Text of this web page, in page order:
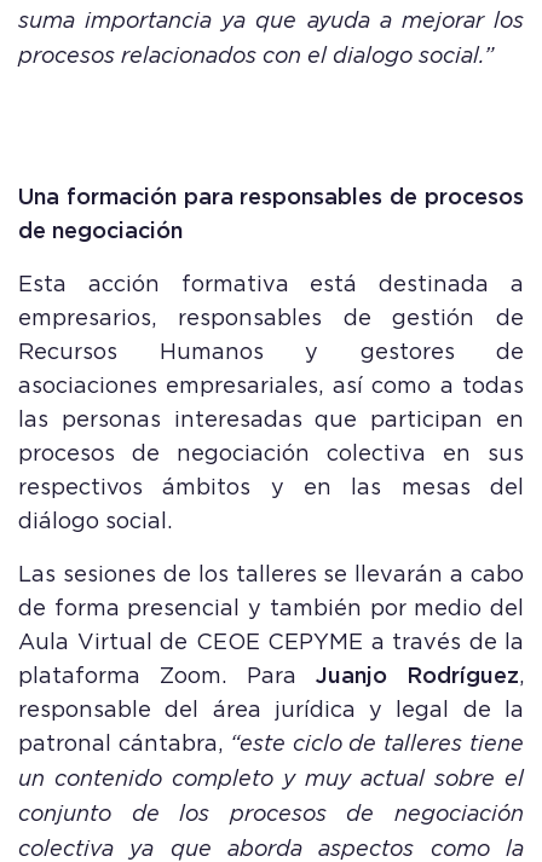
suma importancia ya que ayuda a mejorar los
procesos relacionados con el dialogo social.”
Una formación para responsables de procesos
de negociación
Esta acción formativa está destinada a
empresarios, responsables de gestión de
Recursos Humanos y gestores de
asociaciones empresariales, así como a todas
las personas interesadas que participan en
procesos de negociación colectiva en sus
respectivos ámbitos y en las mesas del
diálogo social.
Las sesiones de los talleres se llevarán a cabo
de forma presencial y también por medio del
Aula Virtual de CEOE CEPYME a través de la
plataforma Zoom. Para Juanjo Rodríguez,
responsable del área jurídica y legal de la
patronal cántabra, “este ciclo de talleres tiene
un contenido completo y muy actual sobre el
conjunto de los procesos de negociación
colectiva ya que aborda aspectos como la